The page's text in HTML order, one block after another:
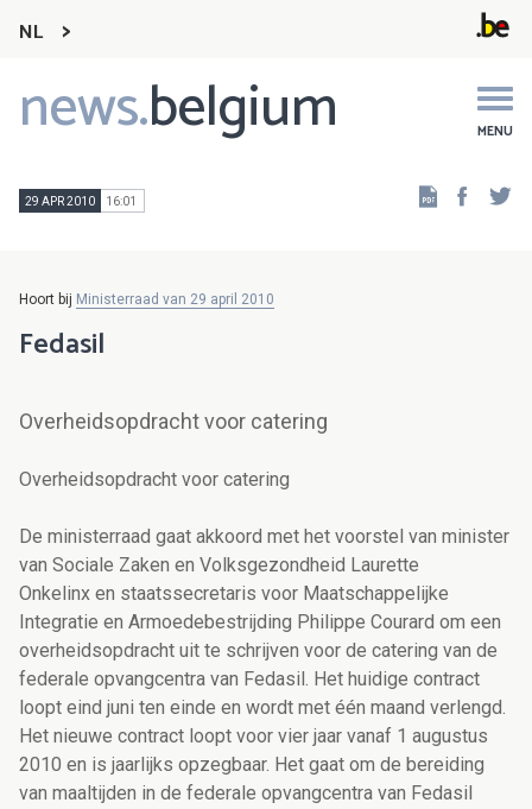
NL
news.belgium MENU
Main
navigation
29 APR 2010 16:01
Hoort bij Ministerraad van 29 april 2010
Fedasil
Overheidsopdracht voor catering
Overheidsopdracht voor catering
De ministerraad gaat akkoord met het voorstel van minister
van Sociale Zaken en Volksgezondheid Laurette
Onkelinx en staatssecretaris voor Maatschappelijke
Integratie en Armoedebestrijding Philippe Courard om een
overheidsopdracht uit te schrijven voor de catering van de
federale opvangcentra van Fedasil. Het huidige contract
loopt eind juni ten einde en wordt met één maand verlengd.
Het nieuwe contract loopt voor vier jaar vanaf 1 augustus
2010 en is jaarlijks opzegbaar. Het gaat om de bereiding
van maaltijden in de federale opvangcentra van Fedasil